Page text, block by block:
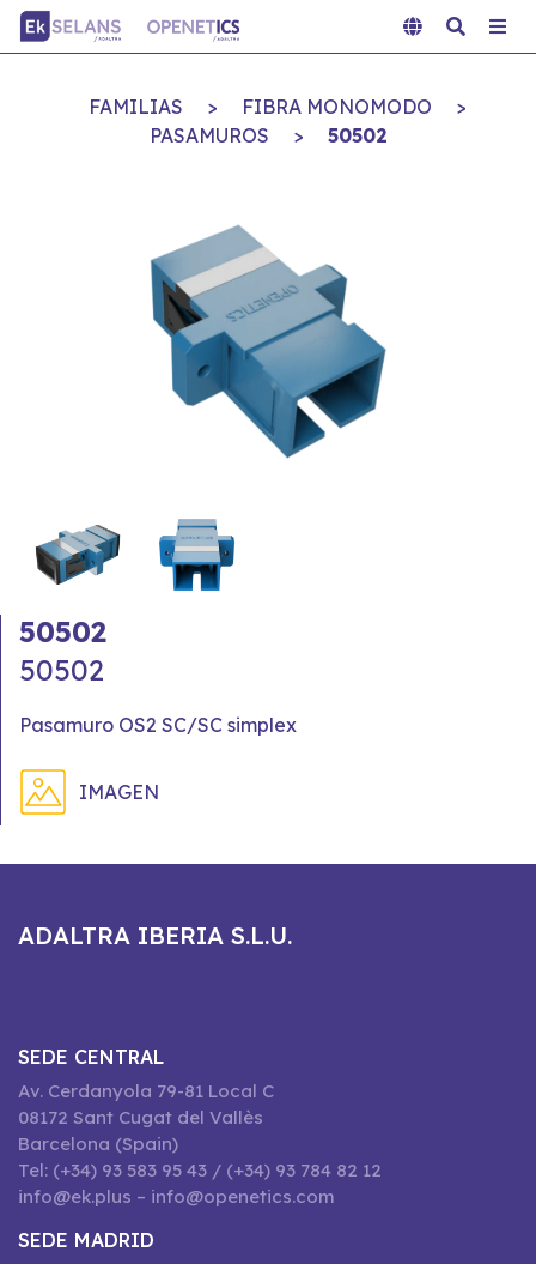
FAMILIAS > FIBRA MONOMODO
>
PASAMUROS
> 50502
50502
50502
Pasamuro OS2 SC/SC simplex
IMAGEN
ADALTRA IBERIA S.L.U.
SEDE CENTRAL
Av. Cerdanyola 79-81 Local C
08172 Sant Cugat del Vallès
Barcelona (Spain)
Tel: (+34) 93 583 95 43 / (+34) 93 784 82 12
info@ek.plus – info@openetics.com
SEDE MADRID